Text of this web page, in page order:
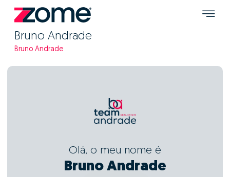
Bruno Andrade
Bruno Andrade
Olá, o meu nome é
Bruno Andrade